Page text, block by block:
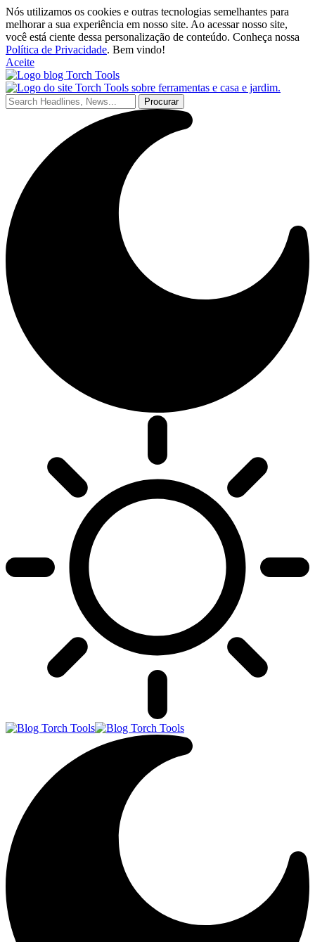
Nós utilizamos os cookies e outras tecnologias semelhantes para
melhorar a sua experiência em nosso site. Ao acessar nosso site,
você está ciente dessa personalização de conteúdo. Conheça nossa
Política de Privacidade. Bem vindo!
Aceite